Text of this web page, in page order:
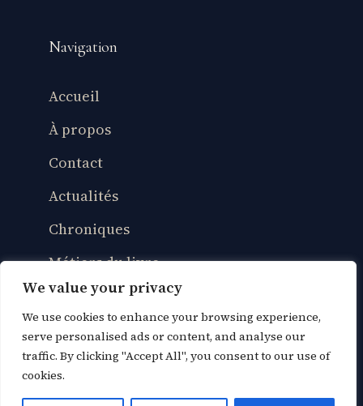
We value your privacy
We use cookies to enhance your browsing experience,
serve personalised ads or content, and analyse our
traffic. By clicking "Accept All", you consent to our use of
cookies.
Navigation
Accueil
À propos
Contact
Actualités
Chroniques
Métiers du livre
Vie de lecteur
Culture & adaptations
© 2026Papier Libre— Tous droits réservés •